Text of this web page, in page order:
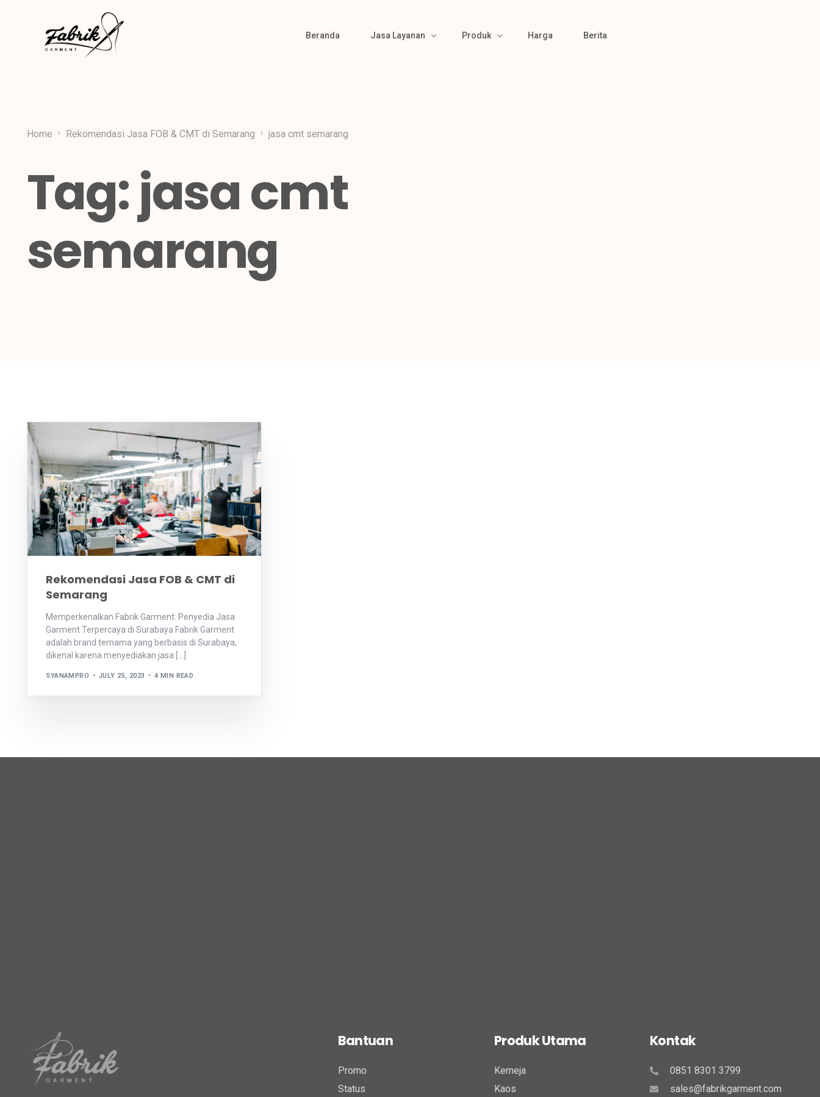
Beranda Jasa Layanan Produk Harga Berita
Home Rekomendasi Jasa FOB & CMT di Semarang jasa cmt semarang
Tag:jasa cmt
semarang
Rekomendasi Jasa FOB & CMT di
Semarang
Memperkenalkan Fabrik Garment: Penyedia Jasa
Garment Terpercaya di Surabaya Fabrik Garment
adalah brand ternama yang berbasis di Surabaya,
dikenal karena menyediakan jasa […]
SYANAMPRO JULY 25, 2023 4 MIN READ
Bantuan
Promo
Status
Produk Utama
Kemeja
Kaos
Kontak
0851 8301 3799
sales@fabrikgarment.com